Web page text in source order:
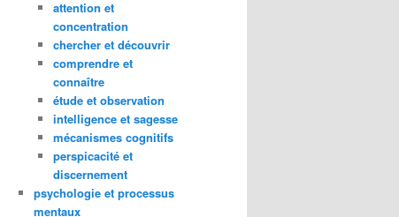
attention et
concentration
chercher et découvrir
comprendre et
connaître
étude et observation
intelligence et sagesse
mécanismes cognitifs
perspicacité et
discernement
psychologie et processus
mentaux